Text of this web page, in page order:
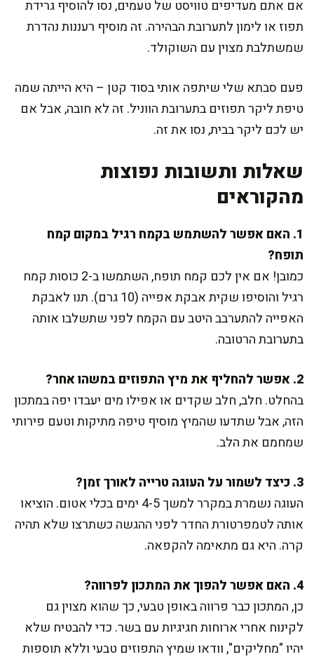
אם אתם מעדיפים טוויסט של טעמים, נסו להוסיף גרידת
תפוז או לימון לתערובת הבהירה. זה מוסיף רעננות נהדרת
שמשתלבת מצוין עם השוקולד.
פעם סבתא שלי שיתפה אותי בסוד קטן – היא הייתה שמה
טיפת ליקר תפוזים בתערובת הווניל. זה לא חובה, אבל אם
יש לכם ליקר בבית, נסו את זה.
שאלות ותשובות נפוצות
מהקוראים
1. האם אפשר להשתמש בקמח רגיל במקום קמח
תופח?
כמובן! אם אין לכם קמח תופח, השתמשו ב-2 כוסות קמח
רגיל והוסיפו שקית אבקת אפייה (10 גרם). תנו לאבקת
האפייה להתערבב היטב עם הקמח לפני שתשלבו אותה
בתערובת הרטובה.
2. אפשר להחליף את מיץ התפוזים במשהו אחר?
בהחלט. חלב, חלב שקדים או אפילו מים יעבדו יפה במתכון
הזה, אבל שתדעו שהמיץ מוסיף טיפה מתיקות וטעם פירותי
שמחמם את הלב.
3. כיצד לשמור על העוגה טרייה לאורך זמן?
העוגה נשמרת במקרר למשך 4-5 ימים בכלי אטום. הוציאו
אותה לטמפרטורת החדר לפני ההגשה כשתרצו שלא תהיה
קרה. היא גם מתאימה להקפאה.
4. האם אפשר להפוך את המתכון לפרווה?
כן, המתכון כבר פרווה באופן טבעי, כך שהוא מצוין גם
לקינוח אחרי ארוחות חגיגיות עם בשר. כדי להבטיח שלא
יהיו "מחליקים", וודאו שמיץ התפוזים טבעי וללא תוספות